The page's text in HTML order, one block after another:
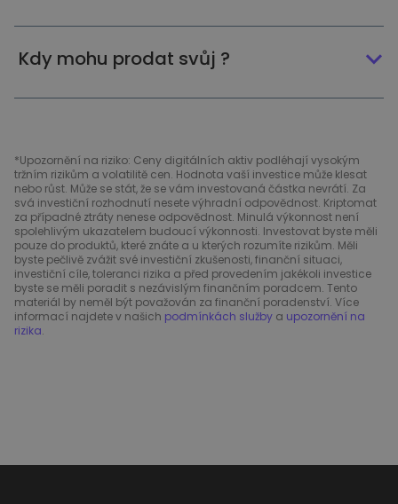
Kdy mohu prodat svůj ?
*Upozornění na riziko: Ceny digitálních aktiv podléhají vysokým
tržním rizikům a volatilitě cen. Hodnota vaší investice může klesat
nebo růst. Může se stát, že se vám investovaná částka nevrátí. Za
svá investiční rozhodnutí nesete výhradní odpovědnost. Kriptomat
za případné ztráty nenese odpovědnost. Minulá výkonnost není
spolehlivým ukazatelem budoucí výkonnosti. Investovat byste měli
pouze do produktů, které znáte a u kterých rozumíte rizikům. Měli
byste pečlivě zvážit své investiční zkušenosti, finanční situaci,
investiční cíle, toleranci rizika a před provedením jakékoli investice
byste se měli poradit s nezávislým finančním poradcem. Tento
materiál by neměl být považován za finanční poradenství. Více
informací najdete v našich podmínkách služby a upozornění na
rizika.